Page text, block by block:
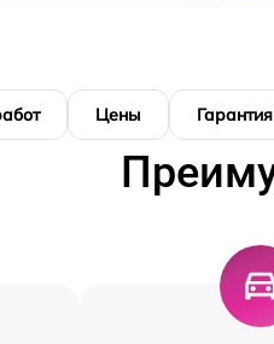
Цены Гарантия